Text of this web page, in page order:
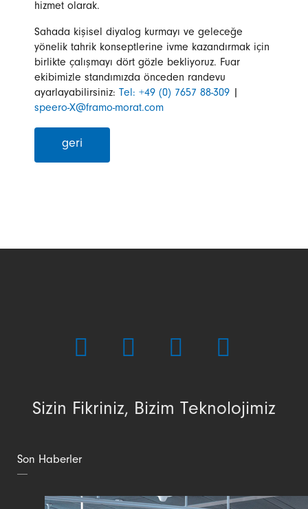
hizmet olarak.
Sahada kişisel diyalog kurmayı ve geleceğe
yönelik tahrik konseptlerine ivme kazandırmak için
birlikte çalışmayı dört gözle bekliyoruz. Fuar
ekibimizle standımızda önceden randevu
ayarlayabilirsiniz: Tel: +49 (0) 7657 88-309
speero-X@framo-morat.com
geri
Sizin Fikriniz, Bizim Teknolojimiz
Son Haberler